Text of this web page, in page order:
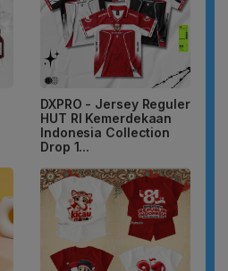
DXPRO - Jersey Reguler
HUT RI Kemerdekaan
Indonesia Collection
Drop 1...